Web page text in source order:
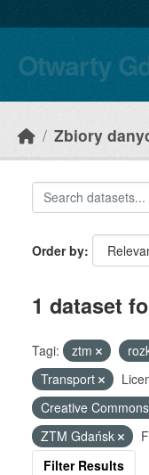
Otwarty
Zbiory
Order by
1 dataset
Tagi: ztm
Transport
Creative
ZTM Gdańsk
Filter Results